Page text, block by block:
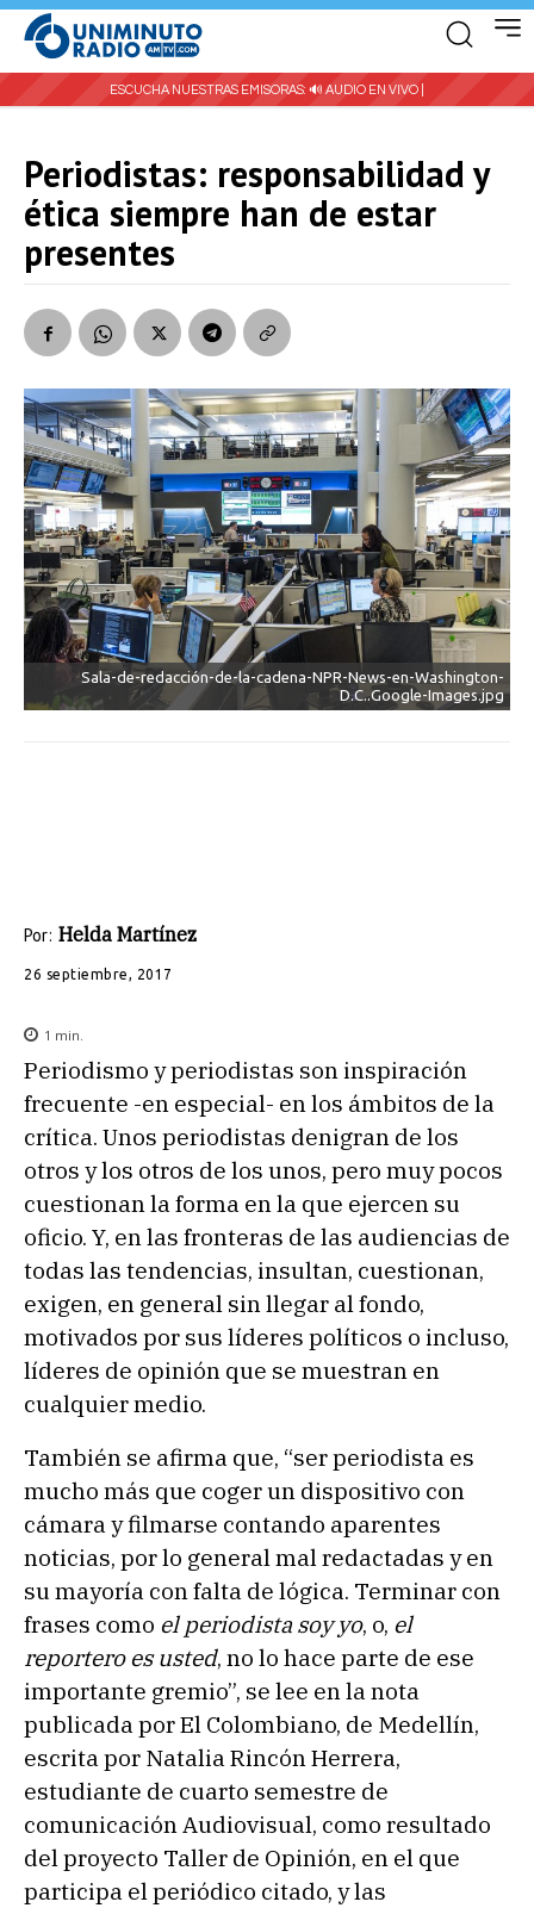
ESCUCHA NUESTRAS EMISORAS: 🔊 AUDIO EN VIVO |
Periodistas: responsabilidad y
ética siempre han de estar
presentes
Sala-de-redacción-de-la-cadena-NPR-News-en-Washington-
D.C..Google-Images.jpg
Por: Helda Martínez
26 septiembre, 2017
1 min.
Periodismo y periodistas son inspiración
frecuente -en especial- en los ámbitos de la
crítica. Unos periodistas denigran de los
otros y los otros de los unos, pero muy pocos
cuestionan la forma en la que ejercen su
oficio. Y, en las fronteras de las audiencias de
todas las tendencias, insultan, cuestionan,
exigen, en general sin llegar al fondo,
motivados por sus líderes políticos o incluso,
líderes de opinión que se muestran en
cualquier medio.
También se afirma que, “ser periodista es
mucho más que coger un dispositivo con
cámara y filmarse contando aparentes
noticias, por lo general mal redactadas y en
su mayoría con falta de lógica. Terminar con
frases como el periodista soy yo, o, el
reportero es usted, no lo hace parte de ese
importante gremio”, se lee en la nota
publicada por El Colombiano, de Medellín,
escrita por Natalia Rincón Herrera,
estudiante de cuarto semestre de
comunicación Audiovisual, como resultado
del proyecto Taller de Opinión, en el que
participa el periódico citado, y las